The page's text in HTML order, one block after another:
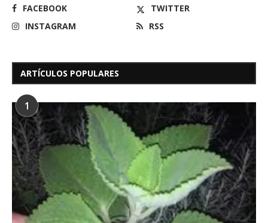
FACEBOOK
TWITTER
INSTAGRAM
RSS
ARTÍCULOS POPULARES
1